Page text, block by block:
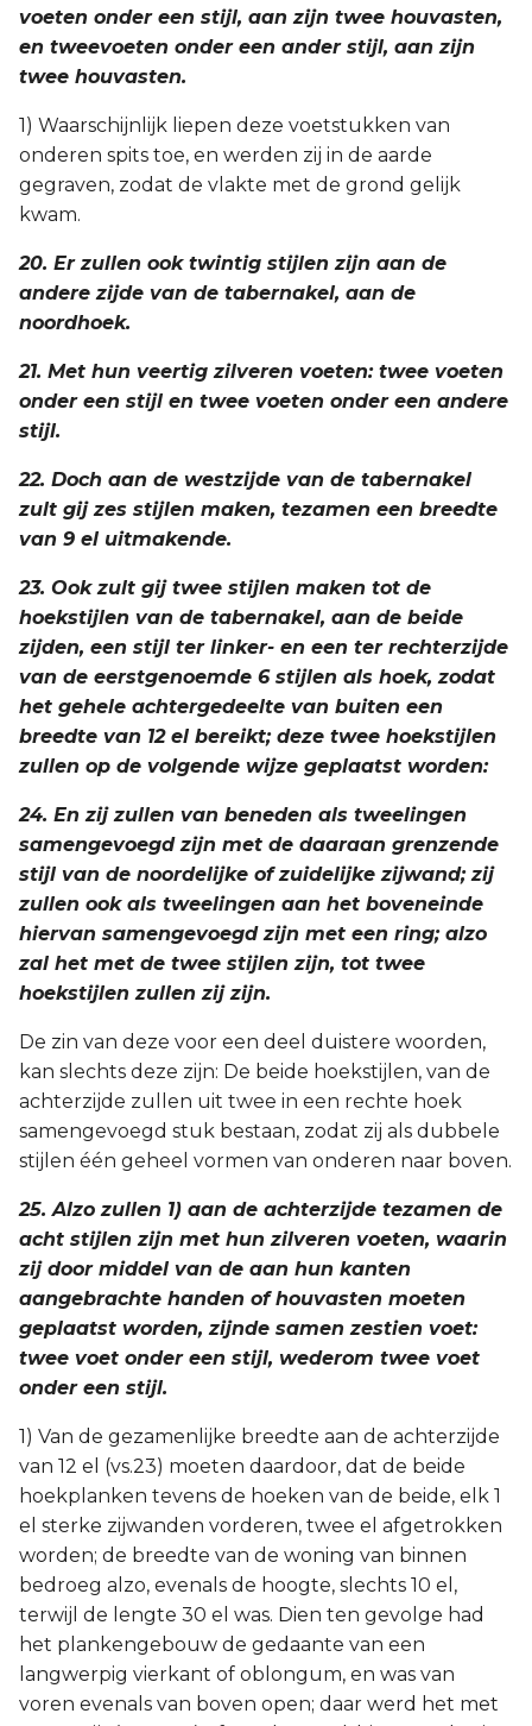
voeten onder een stijl, aan zijn twee houvasten,
en tweevoeten onder een ander stijl, aan zijn
twee houvasten.
1) Waarschijnlijk liepen deze voetstukken van
onderen spits toe, en werden zij in de aarde
gegraven, zodat de vlakte met de grond gelijk
kwam.
20. Er zullen ook twintig stijlen zijn aan de
andere zijde van de tabernakel, aan de
noordhoek.
21. Met hun veertig zilveren voeten: twee voeten
onder een stijl en twee voeten onder een andere
stijl.
22. Doch aan de westzijde van de tabernakel
zult gij zes stijlen maken, tezamen een breedte
van 9 el uitmakende.
23. Ook zult gij twee stijlen maken tot de
hoekstijlen van de tabernakel, aan de beide
zijden, een stijl ter linker- en een ter rechterzijde
van de eerstgenoemde 6 stijlen als hoek, zodat
het gehele achtergedeelte van buiten een
breedte van 12 el bereikt; deze twee hoekstijlen
zullen op de volgende wijze geplaatst worden:
24. En zij zullen van beneden als tweelingen
samengevoegd zijn met de daaraan grenzende
stijl van de noordelijke of zuidelijke zijwand; zij
zullen ook als tweelingen aan het boveneinde
hiervan samengevoegd zijn met een ring; alzo
zal het met de twee stijlen zijn, tot twee
hoekstijlen zullen zij zijn.
De zin van deze voor een deel duistere woorden,
kan slechts deze zijn: De beide hoekstijlen, van de
achterzijde zullen uit twee in een rechte hoek
samengevoegd stuk bestaan, zodat zij als dubbele
stijlen één geheel vormen van onderen naar boven.
25. Alzo zullen 1) aan de achterzijde tezamen de
acht stijlen zijn met hun zilveren voeten, waarin
zij door middel van de aan hun kanten
aangebrachte handen of houvasten moeten
geplaatst worden, zijnde samen zestien voet:
twee voet onder een stijl, wederom twee voet
onder een stijl.
1) Van de gezamenlijke breedte aan de achterzijde
van 12 el (vs.23) moeten daardoor, dat de beide
hoekplanken tevens de hoeken van de beide, elk 1
el sterke zijwanden vorderen, twee el afgetrokken
worden; de breedte van de woning van binnen
bedroeg alzo, evenals de hoogte, slechts 10 el,
terwijl de lengte 30 el was. Dien ten gevolge had
het plankengebouw de gedaante van een
langwerpig vierkant of oblongum, en was van
voren evenals van boven open; daar werd het met